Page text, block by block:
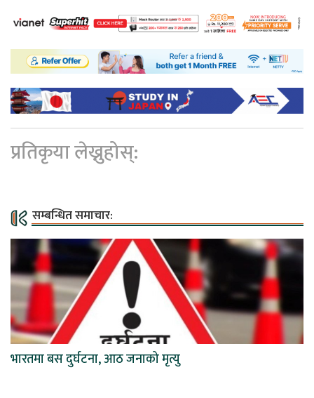
प्रतिकृया लेख्नुहोस्:
सम्बन्धित समाचार:
भारतमा बस दुर्घटना, आठ जनाको मृत्यु